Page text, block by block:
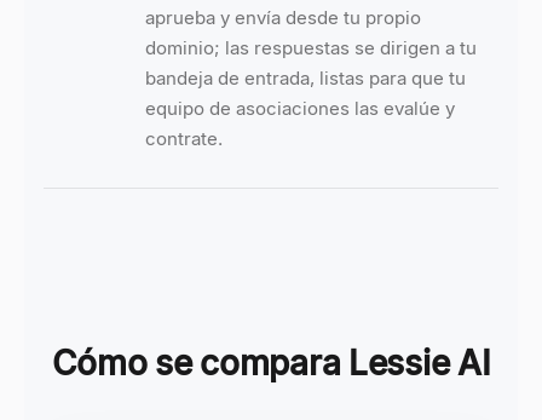
aprueba y envía desde tu propio
dominio; las respuestas se dirigen a tu
bandeja de entrada, listas para que tu
equipo de asociaciones las evalúe y
contrate.
Cómo se compara Lessie AI